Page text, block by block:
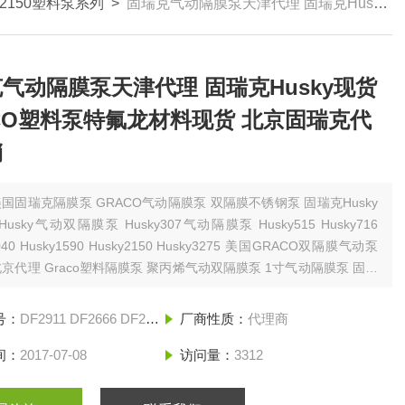
塑料泵系列 > 固瑞克气动隔膜泵天津代理 固瑞克Husky现货 GRACO塑料泵特氟龙材料现货 北京固瑞克代理经销
气动隔膜泵天津代理 固瑞克Husky现货
塑料泵特氟龙材料现货 北京固瑞克代
国固瑞克隔膜泵 GRACO气动隔膜泵 双隔膜不锈钢泵 固瑞克Husky
气动双隔膜泵 Husky307气动隔膜泵 Husky515 Husky716
Husky1590 Husky2150 Husky3275 美国GRACO双隔膜气动泵
代理 Graco塑料隔膜泵 聚丙烯气动双隔膜泵 1寸气动隔膜泵 固瑞
DF2911 DF2666 DF29GG 厂商性质： 代理商
2017-07-08 访问量： 3312